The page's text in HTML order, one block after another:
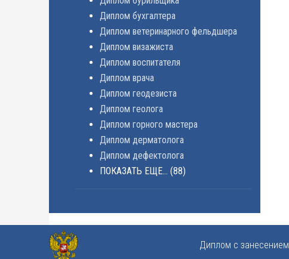
Диплом бухгалтера
Диплом ветеринарного фельдшера
Диплом визажиста
Диплом воспитателя
Диплом врача
Диплом геодезиста
Диплом геолога
Диплом горного мастера
Диплом дерматолога
Диплом дефектолога
ПОКАЗАТЬ ЕЩЕ... (88)
Диплом с занесением